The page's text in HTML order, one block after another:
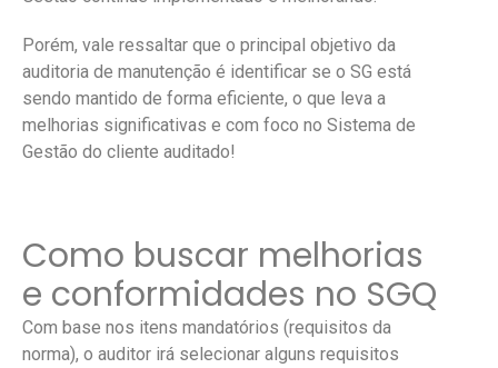
Porém, vale ressaltar que o principal objetivo da
auditoria de manutenção é identificar se o SG está
sendo mantido de forma eficiente, o que leva a
melhorias significativas e com foco no Sistema de
Gestão do cliente auditado!
Como buscar melhorias
e conformidades no SGQ
Com base nos itens mandatórios (requisitos da
norma), o auditor irá selecionar alguns requisitos